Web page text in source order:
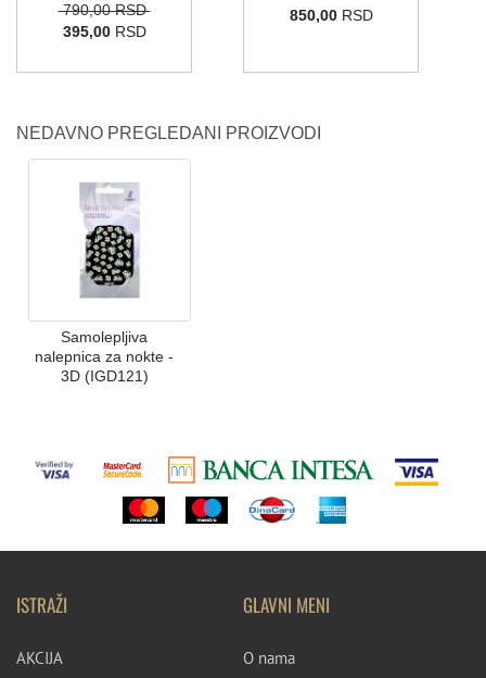
790,00 RSD
395,00RSD
850,00RSD
NEDAVNO PREGLEDANI PROIZVODI
Samolepljiva
nalepnica za nokte -
3D (IGD121)
ISTRAŽI
AKCIJA
GLAVNI MENI
O nama